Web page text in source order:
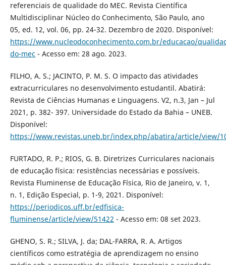
referenciais de qualidade do MEC. Revista Científica
Multidisciplinar Núcleo do Conhecimento, São Paulo, ano
05, ed. 12, vol. 06, pp. 24-32. Dezembro de 2020. Disponível:
https://www.nucleodoconhecimento.com.br/educacao/
do-mec - Acesso em: 28 ago. 2023.
FILHO, A. S.; JACINTO, P. M. S. O impacto das atividades
extracurriculares no desenvolvimento estudantil. Abatirá:
Revista de Ciências Humanas e Linguagens. V2, n.3, Jan – Jul
2021, p. 382- 397. Universidade do Estado da Bahia – UNEB.
Disponível:
https://www.revistas.uneb.br/index.php/abatira/article/view/
FURTADO, R. P.; RIOS, G. B. Diretrizes Curriculares nacionais
de educação física: resistências necessárias e possíveis.
Revista Fluminense de Educação Física, Rio de Janeiro, v. 1,
n. 1, Edição Especial, p. 1-9, 2021. Disponível:
https://periodicos.uff.br/edfisica-
fluminense/article/view/51422 - Acesso em: 08 set 2023.
GHENO, S. R.; SILVA, J. da; DAL-FARRA, R. A. Artigos
científicos como estratégia de aprendizagem no ensino